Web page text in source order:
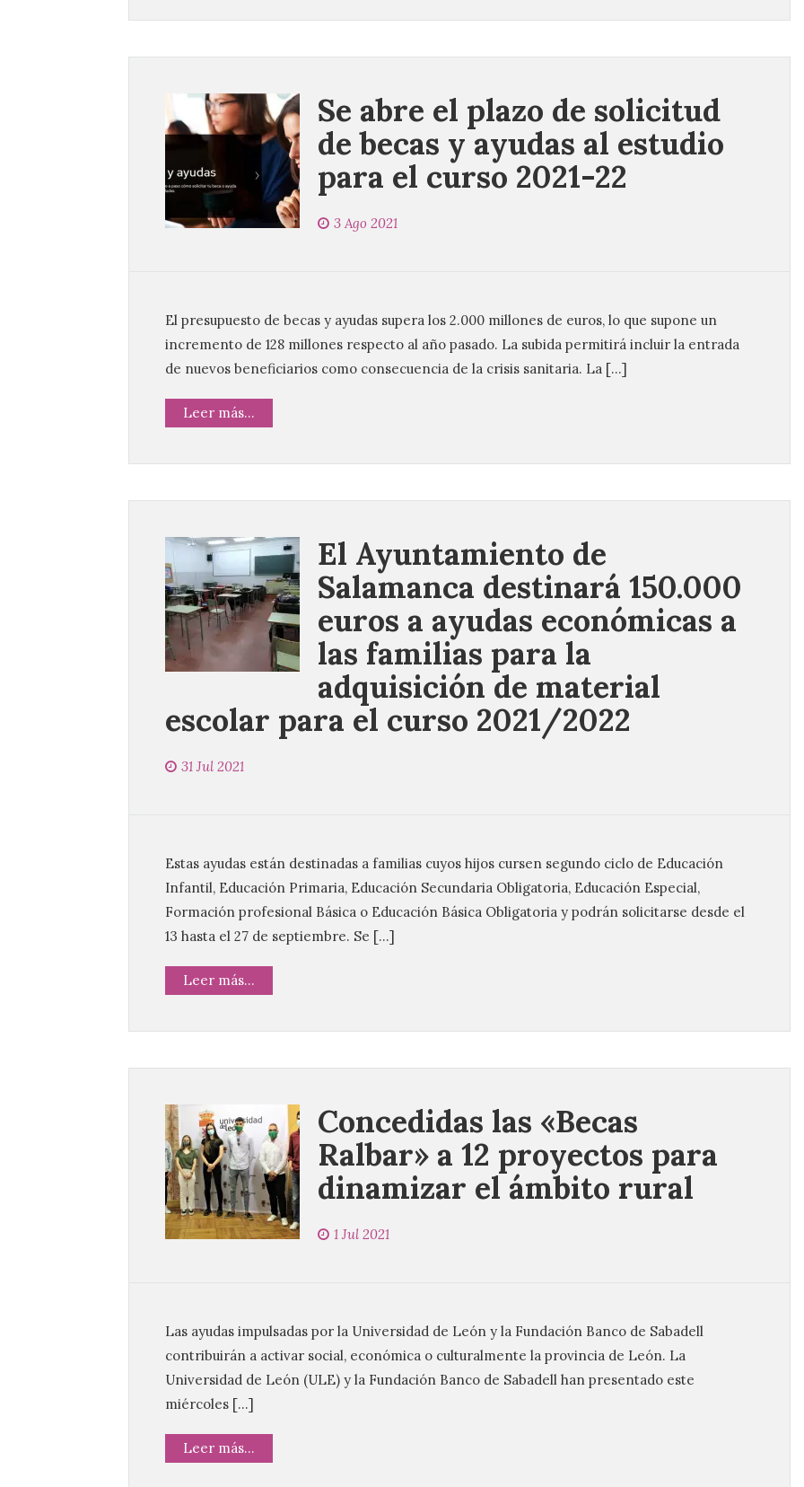
Se abre el plazo de solicitud
de becas y ayudas al estudio
para el curso 2021-22
3 Ago 2021
El presupuesto de becas y ayudas supera los 2.000 millones de euros, lo que supone un
incremento de 128 millones respecto al año pasado. La subida permitirá incluir la entrada
de nuevos beneficiarios como consecuencia de la crisis sanitaria. La […]
Leer más...
El Ayuntamiento de
Salamanca destinará 150.000
euros a ayudas económicas a
las familias para la
adquisición de material
escolar para el curso 2021/2022
31 Jul 2021
Estas ayudas están destinadas a familias cuyos hijos cursen segundo ciclo de Educación
Infantil, Educación Primaria, Educación Secundaria Obligatoria, Educación Especial,
Formación profesional Básica o Educación Básica Obligatoria y podrán solicitarse desde el
13 hasta el 27 de septiembre. Se […]
Leer más...
Concedidas las «Becas
Ralbar» a 12 proyectos para
dinamizar el ámbito rural
1 Jul 2021
Las ayudas impulsadas por la Universidad de León y la Fundación Banco de Sabadell
contribuirán a activar social, económica o culturalmente la provincia de León. La
Universidad de León (ULE) y la Fundación Banco de Sabadell han presentado este
miércoles […]
Leer más...